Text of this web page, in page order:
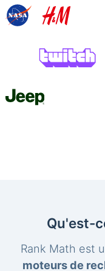
Qu'est-
Rank Math est
moteurs de